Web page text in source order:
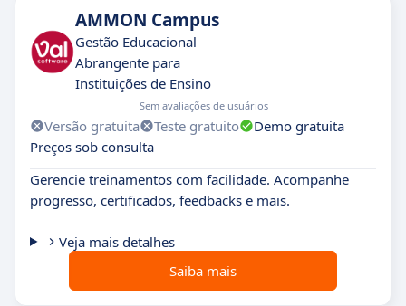
AMMON Campus
Gestão Educacional
Abrangente para
Instituições de Ensino
Sem avaliações de usuários
Versão gratuita Teste gratuito
Demo gratuita
Preços sob consulta
Gerencie treinamentos com facilidade. Acompanhe
progresso, certificados, feedbacks e mais.
Veja mais detalhes
Saiba mais